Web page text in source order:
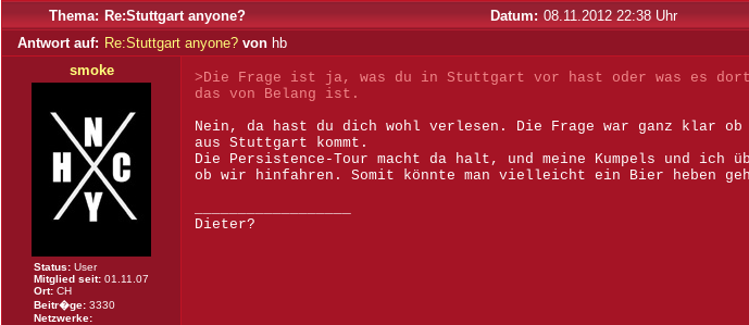
Thema: Re:Stuttgart anyone? Datum: 08.11.2012 22:38 Uhr
Antwort auf: Re:Stuttgart anyone? von hb
smoke
Status: User
Mitglied seit: 01.11.07
Ort: CH
Beitr�ge: 3330
Netzwerke:
>Die Frage ist ja, was du in Stuttgart vor hast oder was es
das von Belang ist.
Nein, da hast du dich wohl verlesen. Die Frage war ganz klar
aus Stuttgart kommt.
Die Persistence-Tour macht da halt, und meine Kumpels und ich
ob wir hinfahren. Somit könnte man vielleicht ein Bier heben
Dieter?